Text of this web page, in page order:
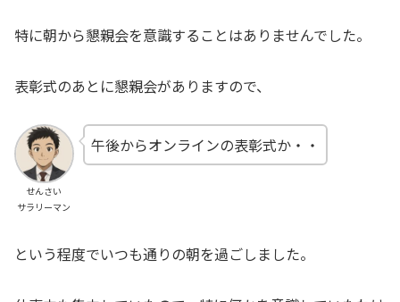
特に朝から懇親会を意識することはありませんでした。
表彰式のあとに懇親会がありますので、
せんさい
サラリーマン
午後からオンラインの表彰式か・・
という程度でいつも通りの朝を過ごしました。